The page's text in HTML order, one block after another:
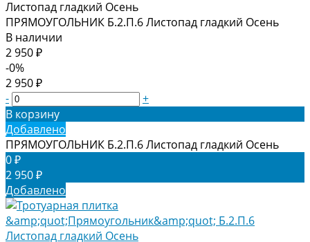
ПРЯМОУГОЛЬНИК Б.2.П.6 Листопад гладкий Осень
В наличии
2 950 ₽
-0%
2 950 ₽
-
+
В корзину
Добавлено
ПРЯМОУГОЛЬНИК Б.2.П.6 Листопад гладкий Осень
0 ₽
2 950 ₽
Добавлено